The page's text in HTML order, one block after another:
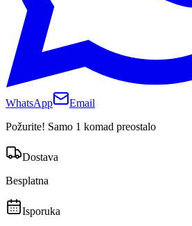
WhatsApp
Email
Požurite! Samo 1 komad preostalo
Dostava
Besplatna
Isporuka